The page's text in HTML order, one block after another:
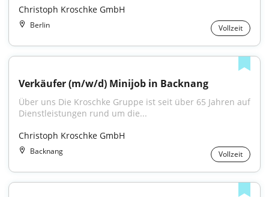
Christoph Kroschke GmbH
Berlin Vollzeit
Verkäufer (m/w/d) Minijob in Backnang
Über uns Die Kroschke Gruppe ist seit über 65 Jahren auf
Dienstleistungen rund um die...
Christoph Kroschke GmbH
Backnang Vollzeit